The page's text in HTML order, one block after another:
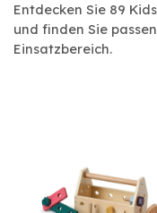
Entdecken Sie 89
und finden Sie
Einsatzbereich.